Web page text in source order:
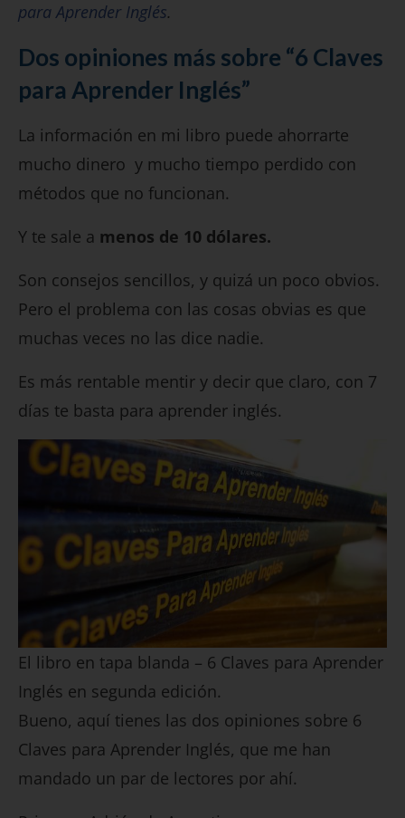
para Aprender Inglés.
Dos opiniones más sobre “6 Claves
para Aprender Inglés”
La información en mi libro puede ahorrarte
mucho dinero y mucho tiempo perdido con
métodos que no funcionan.
Y te sale a menos de 10 dólares.
Son consejos sencillos, y quizá un poco obvios.
Pero el problema con las cosas obvias es que
muchas veces no las dice nadie.
Es más rentable mentir y decir que claro, con 7
días te basta para aprender inglés.
El libro en tapa blanda – 6 Claves para Aprender
Inglés en segunda edición.
Bueno, aquí tienes las dos opiniones sobre 6
Claves para Aprender Inglés, que me han
mandado un par de lectores por ahí.